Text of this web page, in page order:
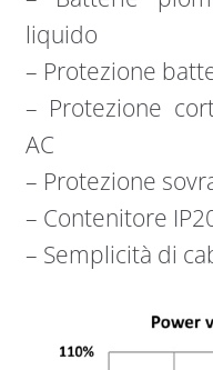
liquido
– Protezione
– Protezione
AC
– Protezione
– Contenitore
– Semplicità di